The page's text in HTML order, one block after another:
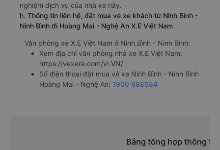
nghiệm dịch vụ của nhà xe này.
h. Thông tin liên hệ, đặt mua vé xe khách từ Ninh Bình -
Ninh Bình đi Hoàng Mai - Nghệ An X.E Việt Nam
Văn phòng xe X.E Việt Nam ở Ninh Bình - Ninh Bình:
Xem địa chỉ văn phòng nhà xe X.E Việt Nam:
https://vexere.com/vi-VN/
Số điện thoại đặt mua vé xe Ninh Bình - Ninh Bình
Hoàng Mai - Nghệ An: 1900 888684
Bảng tổng hợp thông